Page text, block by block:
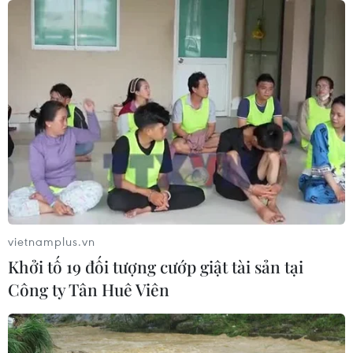
năm 2027
07/08/2026 08:28
Bộ Xây dựng yêu cầu đầu tư hệ
thống trạm sạc điện trên cao tốc
Bắc-Nam
07/08/2026 08:15
Xuất hiện các cung trượt sạt kèm
theo nhiều vết nứt, gãy tại Sơn La
07/08/2026 07:31
Thu hồi 89 ha đất đấu giá chọn nhà
đầu tư công trình thành phố cảng
vietnamplus.vn
Khởi tố 19 đối tượng cướp giật tài sản tại
Công ty Tân Huê Viên